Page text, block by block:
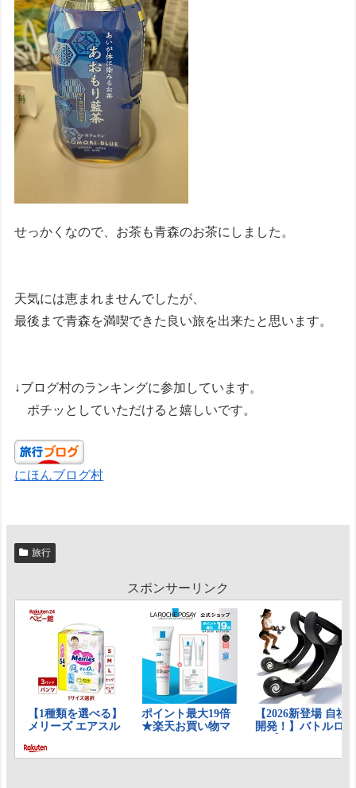
せっかくなので、お茶も青森のお茶にしました。
天気には恵まれませんでしたが、
最後まで青森を満喫できた良い旅を出来たと思います。
↓ブログ村のランキングに参加しています。
ポチッとしていただけると嬉しいです。
にほんブログ村
旅行
スポンサーリンク